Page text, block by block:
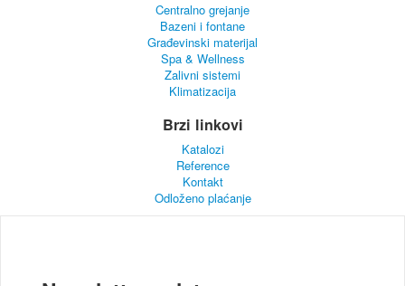
Centralno grejanje
Bazeni i fontane
Građevinski materijal
Spa & Wellness
Zalivni sistemi
Klimatizacija
Brzi linkovi
Katalozi
Reference
Kontakt
Odloženo plaćanje